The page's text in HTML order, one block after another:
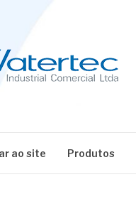
ao site Produtos